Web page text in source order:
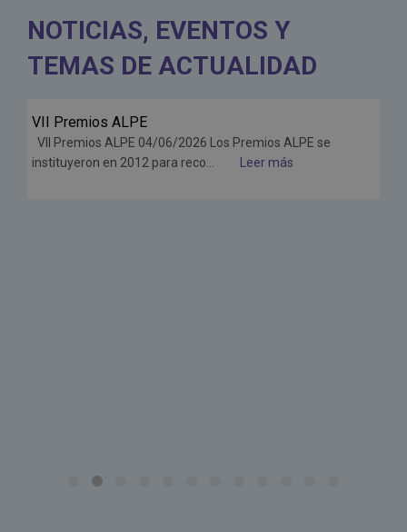
NOTICIAS, EVENTOS Y
TEMAS DE ACTUALIDAD
Jun
26
VII Premios ALPE
VII Premios ALPE 04/06/2026 Los Premios ALPE se
instituyeron en 2012 para reco...
Leer más